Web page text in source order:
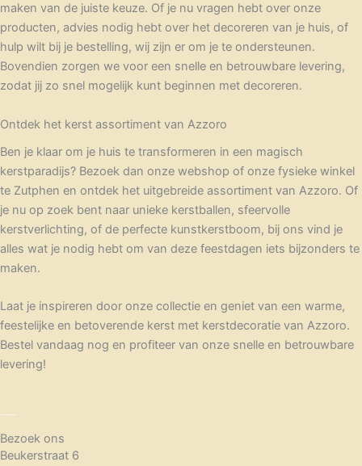
maken van de juiste keuze. Of je nu vragen hebt over onze
producten, advies nodig hebt over het decoreren van je huis, of
hulp wilt bij je bestelling, wij zijn er om je te ondersteunen.
Bovendien zorgen we voor een snelle en betrouwbare levering,
zodat jij zo snel mogelijk kunt beginnen met decoreren.
Ontdek het kerst assortiment van Azzoro
Ben je klaar om je huis te transformeren in een magisch
kerstparadijs? Bezoek dan onze webshop of onze fysieke winkel
te Zutphen en ontdek het uitgebreide assortiment van Azzoro. Of
je nu op zoek bent naar unieke kerstballen, sfeervolle
kerstverlichting, of de perfecte kunstkerstboom, bij ons vind je
alles wat je nodig hebt om van deze feestdagen iets bijzonders te
maken.
Laat je inspireren door onze collectie en geniet van een warme,
feestelijke en betoverende kerst met kerstdecoratie van Azzoro.
Bestel vandaag nog en profiteer van onze snelle en betrouwbare
levering!
Bezoek ons
Beukerstraat 6